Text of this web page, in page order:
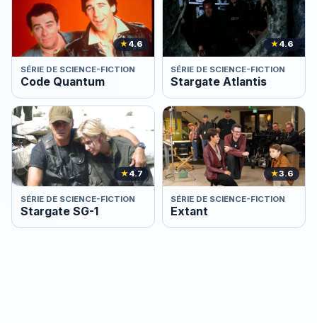
★4.6
SÉRIE DE SCIENCE-FICTION
Code Quantum
★4.6
SÉRIE DE SCIENCE-FICTION
Stargate Atlantis
★4.7
SÉRIE DE SCIENCE-FICTION
Stargate SG-1
★3.6
SÉRIE DE SCIENCE-FICTION
Extant